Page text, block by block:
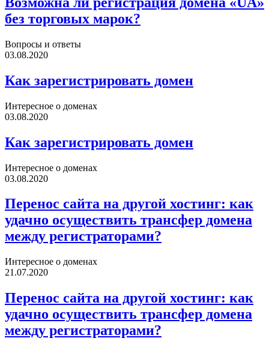
без торговых марок?
Вопросы и ответы
03.08.2020
Как зарегистрировать домен
Интересное о доменах
03.08.2020
Как зарегистрировать домен
Интересное о доменах
03.08.2020
Перенос сайта на другой хостинг: как
удачно осуществить трансфер домена
между регистраторами?
Интересное о доменах
21.07.2020
Перенос сайта на другой хостинг: как
удачно осуществить трансфер домена
между регистраторами?